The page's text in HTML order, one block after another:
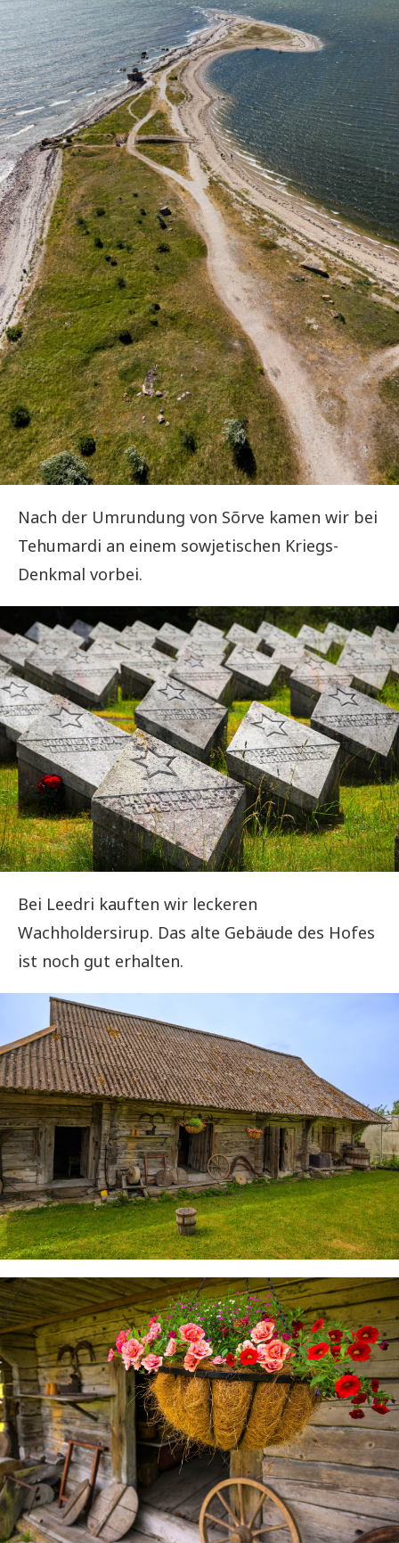
Nach der Umrundung von Sõrve kamen wir bei
Tehumardi an einem sowjetischen Kriegs-
Denkmal vorbei.
Bei Leedri kauften wir leckeren
Wachholdersirup. Das alte Gebäude des Hofes
ist noch gut erhalten.